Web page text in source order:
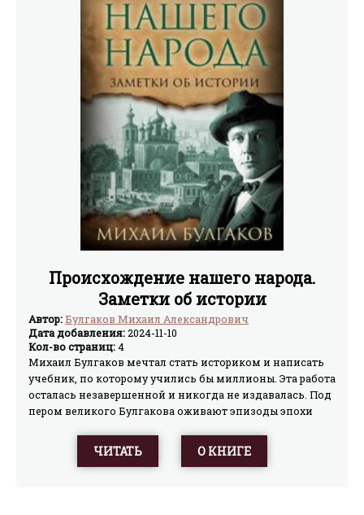
Происхождение нашего народа.
Заметки об истории
Автор:Булгаков Михаил Александрович
Дата добавления:2024-11-10
Кол-во страниц:4
Михаил Булгаков мечтал стать историком и написать
учебник, по которому учились бы миллионы. Эта работа
осталась незавершенной и никогда не издавалась. Под
пером великого Булгакова оживают эпизоды эпохи
пугачевского восстания и войны 1812 года, времена
грузинского царя Ираклия II и генерального секретаря
ЧИТАТЬ О КНИГЕ